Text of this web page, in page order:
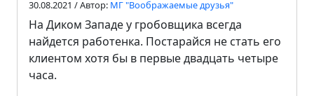
30.08.2021 / Автор: МГ "Воображаемые друзья"
На Диком Западе у гробовщика всегда
найдется работенка. Постарайся не стать его
клиентом хотя бы в первые двадцать четыре
часа.